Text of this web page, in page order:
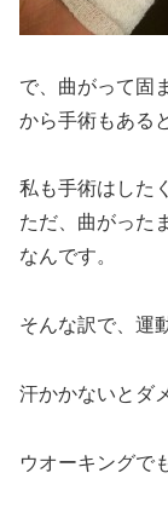
で、曲がって固
から手術もある
私も手術はした
ただ、曲がった
なんです。
そんな訳で、運
汗かかないとダ
ウオーキングで